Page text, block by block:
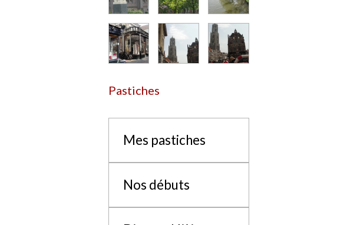
Pastiches
Mes pastiches
Nos débuts